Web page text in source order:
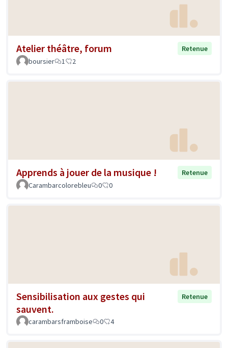
Atelier théâtre, forum
Retenue
boursier
1 2
Apprends à jouer de la musique !
Retenue
Carambarcolorebleu
0 0
Sensibilisation aux gestes qui
sauvent.
Retenue
carambarsframboise 0 4